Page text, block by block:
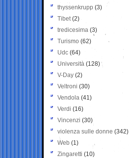
thyssenkrupp (3)
Tibet(2)
tredicesima (3)
Turismo (62)
Udc (64)
Università (128)
V-Day (2)
Veltroni (30)
Vendola (41)
Verdi (16)
Vincenzi (30)
violenza sulle donne (342)
Web (1)
Zingaretti (10)